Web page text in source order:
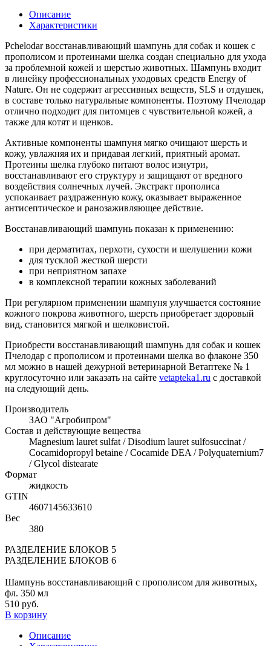
Описание
Характеристики
Pchelodar восстанавливающий шампунь для собак и кошек с
прополисом и протеинами шелка создан специально для ухода
за проблемной кожей и шерстью животных. Шампунь входит
в линейку профессиональных уходовых средств Energy of
Nature. Он не содержит агрессивных веществ, SLS и отдушек,
в составе только натуральные компоненты. Поэтому Пчелодар
отлично подходит для питомцев с чувствительной кожей, а
также для котят и щенков.
Активные компоненты шампуня мягко очищают шерсть и
кожу, увлажняя их и придавая легкий, приятный аромат.
Протеины шелка глубоко питают волос изнутри,
восстанавливают его структуру и защищают от вредного
воздействия солнечных лучей. Экстракт прополиса
успокаивает раздраженную кожу, оказывает выраженное
антисептическое и ранозаживляющее действие.
Восстанавливающий шампунь показан к применению:
при дерматитах, перхоти, сухости и шелушении кожи
для тусклой жесткой шерсти
при неприятном запахе
в комплексной терапии кожных заболеваний
При регулярном применении шампуня улучшается состояние
кожного покрова животного, шерсть приобретает здоровый
вид, становится мягкой и шелковистой.
Приобрести восстанавливающий шампунь для собак и кошек
Пчелодар с прополисом и протеинами шелка во флаконе 350
мл можно в нашей дежурной ветеринарной Ветаптеке № 1
круглосуточно или заказать на сайте vetapteka1.ru с доставкой
на следующий день.
Производитель
ЗАО "Агробипром"
Состав и действующие вещества
Magnesium lauret sulfat / Disodium lauret sulfosuccinat /
Cocamidopropyl betaine / Cocamide DEA / Polyquaternium7
/ Glycol distearate
Формат
жидкость
GTIN
4607145633610
Вес
380
РАЗДЕЛЕНИЕ БЛОКОВ 5
РАЗДЕЛЕНИЕ БЛОКОВ 6
Шампунь восстанавливающий с прополисом для животных,
фл. 350 мл
510 руб.
В корзину
Описание